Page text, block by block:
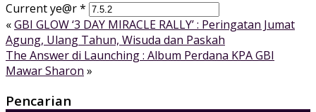
Current ye@r*
«GBI GLOW ‘3 DAY MIRACLE RALLY’ : Peringatan Jumat
Agung, Ulang Tahun, Wisuda dan Paskah
The Answer di Launching : Album Perdana KPA GBI
Mawar Sharon »
Pencarian